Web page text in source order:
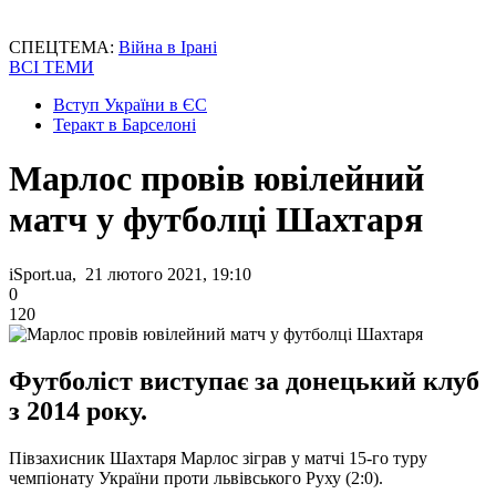
СПЕЦТЕМА: Війна в Ірані
ВСІ ТЕМИ
Вступ України в ЄС
Теракт в Барселоні
Марлос провів ювілейний
матч у футболці Шахтаря
iSport.ua, 21 лютого 2021, 19:10
0
120
Футболіст виступає за донецький клуб
з 2014 року.
Півзахисник Шахтаря Марлос зіграв у матчі 15-го туру
чемпіонату України проти львівського Руху (2:0).